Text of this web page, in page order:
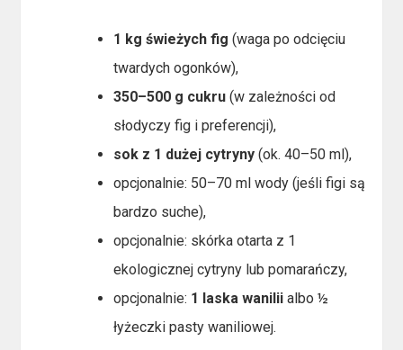
1 kg świeżych fig (waga po odcięciu
twardych ogonków),
350–500 g cukru (w zależności od
słodyczy fig i preferencji),
sok z 1 dużej cytryny (ok. 40–50 ml),
opcjonalnie: 50–70 ml wody (jeśli figi są
bardzo suche),
opcjonalnie: skórka otarta z 1
ekologicznej cytryny lub pomarańczy,
opcjonalnie: 1 laska wanilii albo ½
łyżeczki pasty waniliowej.